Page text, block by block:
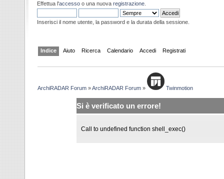
Effettua l'accesso o una nuova registrazione.
Inserisci il nome utente, la password e la durata della sessione.
Indice Aiuto Ricerca Calendario Accedi Registrati
ArchiRADAR Forum »ArchiRADAR Forum » Twinmotion
Si è verificato un errore!
Call to undefined function shell_exec()